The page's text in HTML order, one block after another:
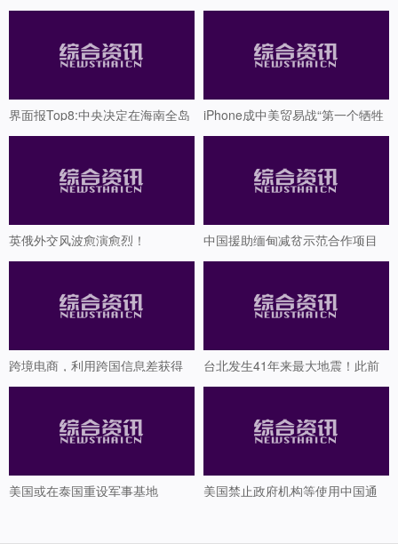
界面报Top8:中央决定在海南全岛
建设自贸试验区
iPhone成中美贸易战“第一个牺牲
品”？
英俄外交风波愈演愈烈！
中国援助缅甸减贫示范合作项目
揭牌
跨境电商，利用跨国信息差获得
更高收入！思路详解！
台北发生41年来最大地震！此前
震中附近不断冒出白色气体
美国或在泰国重设军事基地
美国禁止政府机构等使用中国通